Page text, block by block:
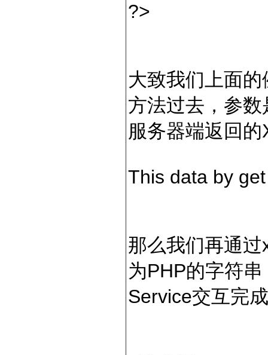
?>
大致我们上面
方法过去，参
服务器端返回
This data by
那么我们再通
为PHP的字符
Service交互完